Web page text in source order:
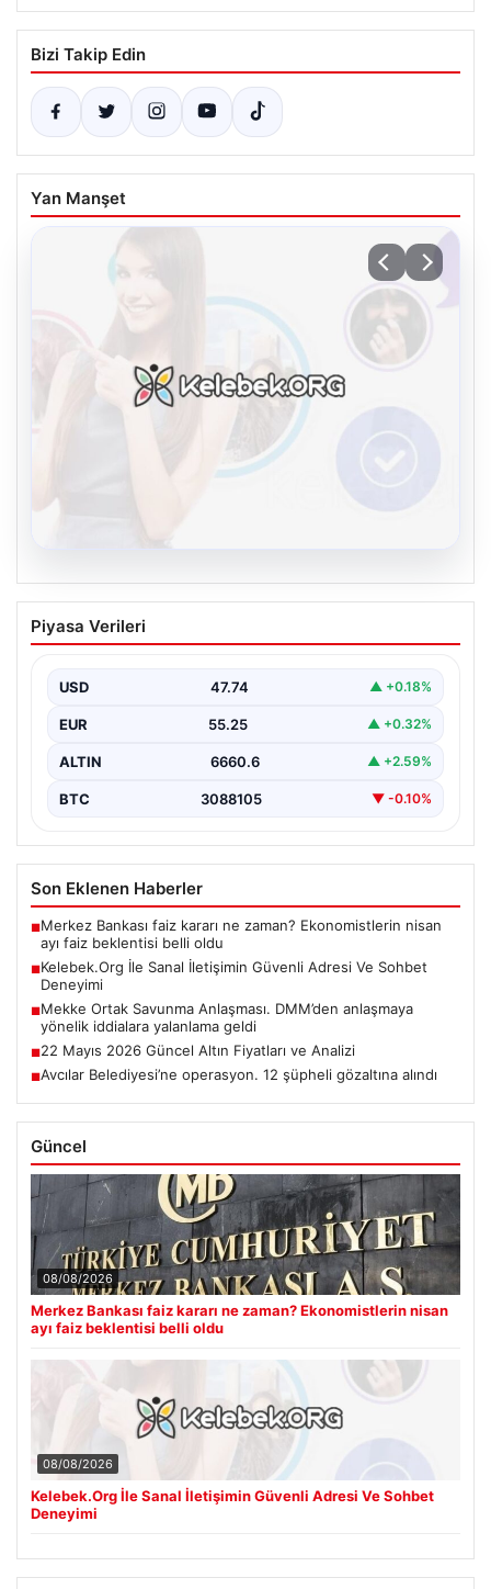
Bizi Takip Edin
Yan Manşet
Kelebek.Org İle Sanal İletişimin Güvenli
Adresi Ve Sohbet Deneyimi
kurması kritik bir değer ifade etmektedir. Halen…
Piyasa Verileri
USD 47.74 ▲ +0.18%
EUR 55.25 ▲ +0.32%
ALTIN 6660.6 ▲ +2.59%
BTC 3088105 ▼ -0.10%
Son Eklenen Haberler
■Merkez Bankası faiz kararı ne zaman? Ekonomistlerin nisan
ayı faiz beklentisi belli oldu
■Kelebek.Org İle Sanal İletişimin Güvenli Adresi Ve Sohbet
Deneyimi
■Mekke Ortak Savunma Anlaşması. DMM’den anlaşmaya
yönelik iddialara yalanlama geldi
■22 Mayıs 2026 Güncel Altın Fiyatları ve Analizi
■Avcılar Belediyesi’ne operasyon. 12 şüpheli gözaltına alındı
Güncel
08/08/2026
Merkez Bankası faiz kararı ne zaman? Ekonomistlerin nisan
ayı faiz beklentisi belli oldu
08/08/2026
Kelebek.Org İle Sanal İletişimin Güvenli Adresi Ve Sohbet
Deneyimi